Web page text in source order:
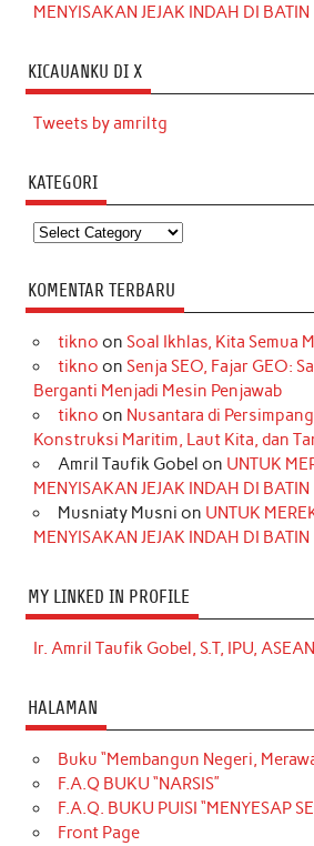
MENYISAKAN JEJAK INDAH DI BATIN
KICAUANKU DI X
Tweets by amriltg
KATEGORI
Kategori
KOMENTAR TERBARU
tikno on Soal Ikhlas, Kita Semua
tikno on Senja SEO, Fajar GEO:
Berganti Menjadi Mesin Penjawab
tikno on Nusantara di
Konstruksi Maritim, Laut Kita, dan
Amril Taufik Gobel on UNTUK
MENYISAKAN JEJAK INDAH DI BATIN
Musniaty Musni on UNTUK
MENYISAKAN JEJAK INDAH DI BATIN
MY LINKED IN PROFILE
Ir. Amril Taufik Gobel, S.T, IPU,
HALAMAN
Buku “Membangun Negeri,
F.A.Q BUKU “NARSIS”
F.A.Q. BUKU PUISI “MENYESAP
Front Page